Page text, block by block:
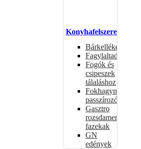
Konyhafelszerelés
Bárkellékek
Fagylaltadagolók
Fogók és
csipeszek
tálaláshoz
Fokhagymaprések,
passzírozók
Gasztro
rozsdamentes
fazekak
GN
edények